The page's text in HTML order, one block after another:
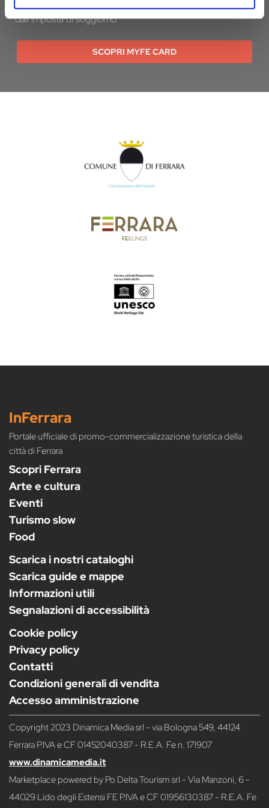
denaro. E se pernotti a Ferrara hai diritto all’esenzione
dall’imposta di soggiorno
SCOPRI MYFE CARD
InFerrara
Portale ufficiale di promo-commercializzazione turistica della
città di Ferrara
Scopri Ferrara
Arte e cultura
Eventi
Turismo slow
Food
Scarica i nostri cataloghi
Scarica guide e mappe
Informazioni utili
Segnalazioni di accessibilità
Cookie policy
Privacy policy
Contatti
Condizioni generali di vendita
Accesso amministrazione
Copyright 2023 Dinamica Media srl - via Bologna 549, 44124
Ferrara P.IVA e CF 01452040387 - R.E.A. Fe n. 171907
www.dinamicamedia.it
Marketplace powered by Po Delta Tourism srl - Via Manzoni, 6 -
44029 Lido degli Estensi FE P.IVA e CF 01956130387 - R.E.A. Fe